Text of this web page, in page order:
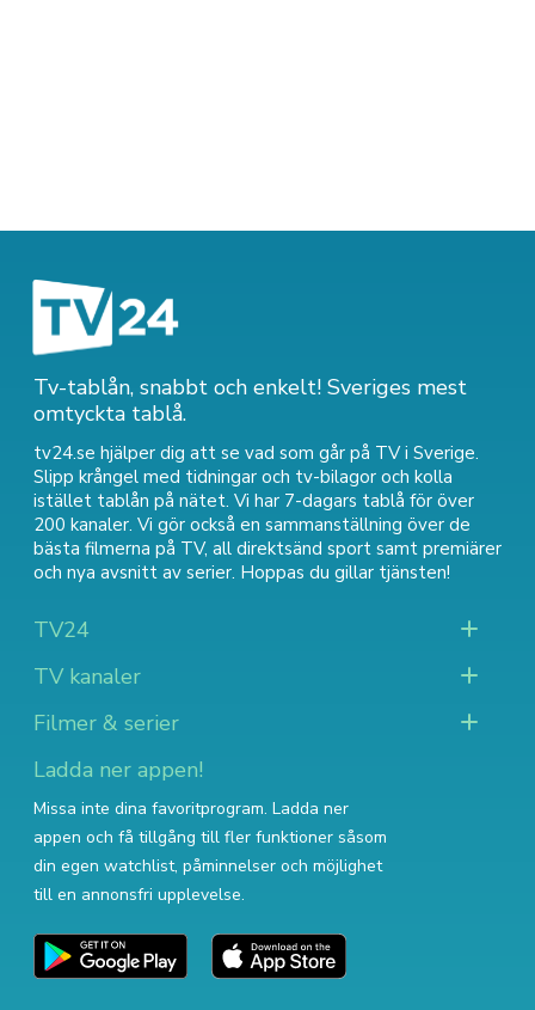
Tv-tablån, snabbt och enkelt! Sveriges mest
omtyckta tablå.
tv24.se hjälper dig att se vad som går på TV i Sverige.
Slipp krångel med tidningar och tv-bilagor och kolla
istället tablån på nätet. Vi har 7-dagars tablå för över
200 kanaler. Vi gör också en sammanställning över de
bästa filmerna på TV, all direktsänd sport samt premiärer
och nya avsnitt av serier. Hoppas du gillar tjänsten!
TV24
TV kanaler
Filmer & serier
Ladda ner appen!
Missa inte dina favoritprogram. Ladda ner
appen och få tillgång till fler funktioner såsom
din egen watchlist, påminnelser och möjlighet
till en annonsfri upplevelse.